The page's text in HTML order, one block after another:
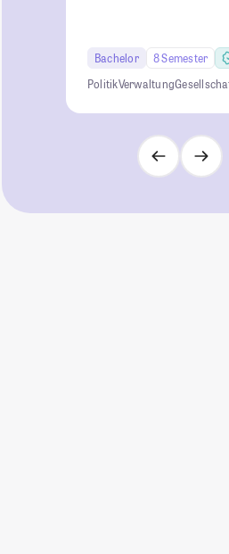
Bachelor 8 Semester
PolitikVerwaltung